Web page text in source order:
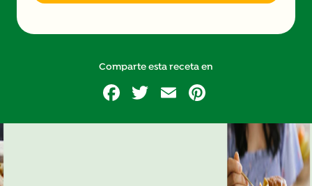
Comparte esta receta en
Facebook
Twitter Email